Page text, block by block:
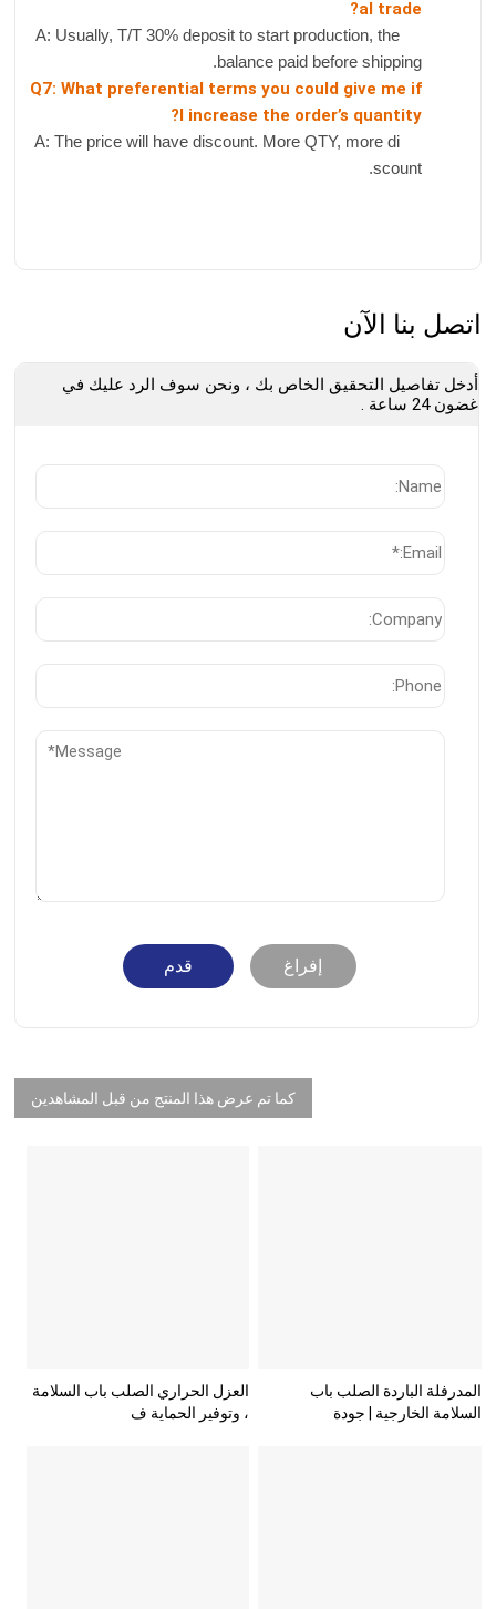
al trade?
A: Usually, T/T 30% deposit to start production, the
balance paid before shipping.
Q7: What preferential terms you could give me if
I increase the order’s quantity?
A: The price will have discount. More QTY, more di
scount.
اتصل بنا الآن
أدخل تفاصيل التحقيق الخاص بك ، ونحن سوف الرد عليك في
غضون 24 ساعة .
قدم إفراغ
كما تم عرض هذا المنتج من قبل المشاهدين
المدرفلة الباردة الصلب باب
السلامة الخارجية | جودة
العزل الحراري الصلب باب السلامة
، وتوفير الحماية ف